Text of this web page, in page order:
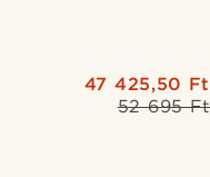
52 695 Ft
47 425,50 Ft